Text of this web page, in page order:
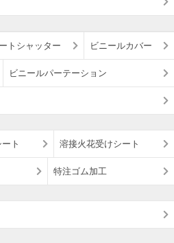
トシャッター ビニールカバー
ビニールパーテーション
ト 溶接火花受けシート
特注ゴム加工